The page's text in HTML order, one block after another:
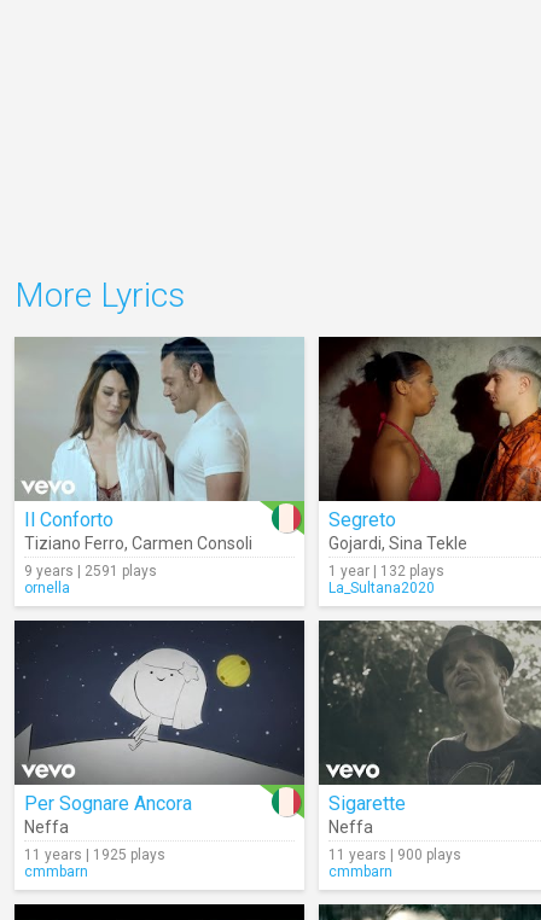
More Lyrics
Il Conforto
Tiziano Ferro, Carmen Consoli
9 years | 2591 plays
ornella
Segreto
Gojardi, Sina Tekle
1 year | 132 plays
La_Sultana2020
Per Sognare Ancora
Neffa
11 years | 1925 plays
cmmbarn
Sigarette
Neffa
11 years | 900 plays
cmmbarn